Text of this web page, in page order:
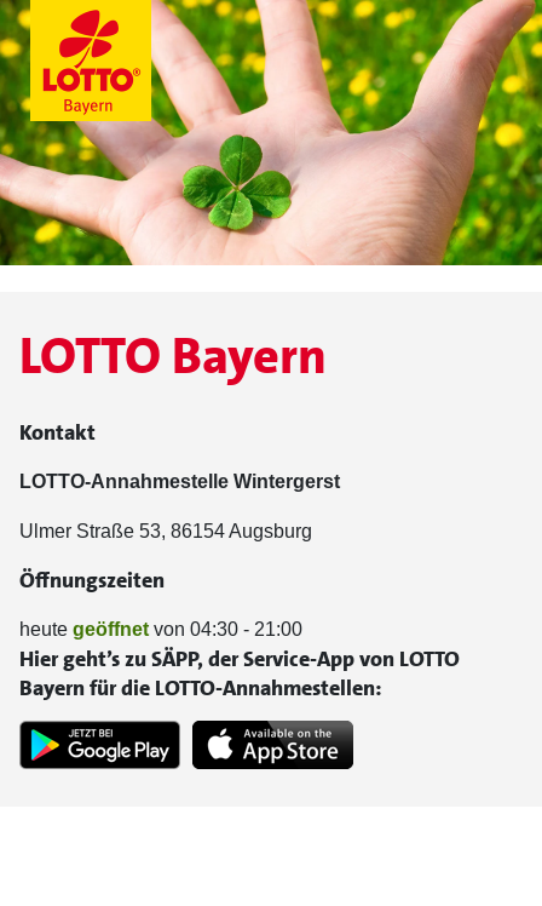
LOTTO Bayern
Kontakt
LOTTO-Annahmestelle Wintergerst
Ulmer Straße 53, 86154 Augsburg
Öffnungszeiten
heute geöffnet von 04:30 - 21:00
Hier geht’s zu SÄPP, der Service-App von LOTTO
Bayern für die LOTTO-Annahmestellen: